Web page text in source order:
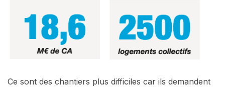
Ce sont des chantiers plus difficiles car ils demandent